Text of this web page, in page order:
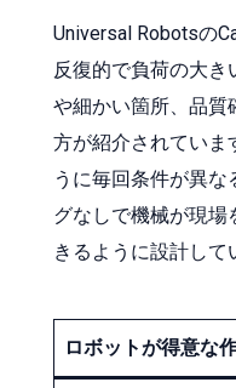
Universal Robotsの
反復的で負荷の大
や細かい箇所、品質
方が紹介されていま
うに毎回条件が異
グなしで機械が現場
きるように設計して
ロボットが得意な